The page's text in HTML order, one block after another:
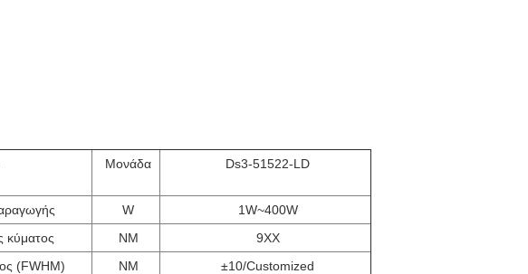
Μονάδα Ds3-51522-LD
W
1W~400W
κύματος
NM
9XX
(FWHM)
NM
±10/Customized